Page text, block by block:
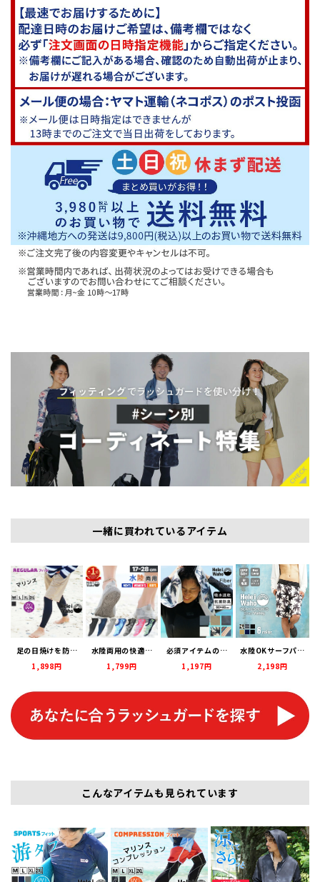
一緒に買われているアイテム
足の日焼けを防…
1,898円
水陸両用の快適…
1,799円
必須アイテムの…
1,197円
水陸OKサーフパ…
2,198円
こんなアイテムも見られています